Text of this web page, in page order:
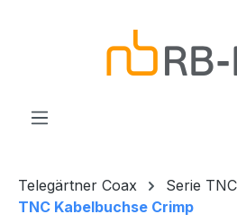
Telegärtner Coax
Serie TNC
TNC Kabelbuchse Crimp